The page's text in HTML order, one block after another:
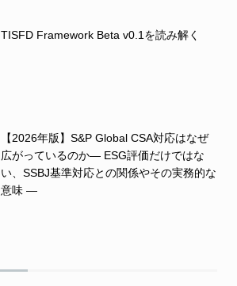
TISFD Framework Beta v0.1を読み解く
【2026年版】S&P Global CSA対応はなぜ
広がっているのか― ESG評価だけではな
い、SSBJ基準対応との関係やその実務的な
意味 ―